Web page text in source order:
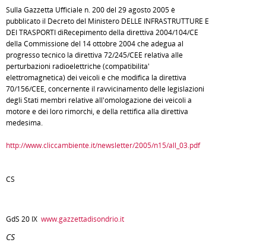
Sulla Gazzetta Ufficiale n. 200 del 29 agosto 2005 è
pubblicato il Decreto del Ministero DELLE INFRASTRUTTURE E
DEI TRASPORTI diRecepimento della direttiva 2004/104/CE
della Commissione del 14 ottobre 2004 che adegua al
progresso tecnico la direttiva 72/245/CEE relativa alle
perturbazioni radioelettriche (compatibilita'
elettromagnetica) dei veicoli e che modifica la direttiva
70/156/CEE, concernente il ravvicinamento delle legislazioni
degli Stati membri relative all'omologazione dei veicoli a
motore e dei loro rimorchi, e della rettifica alla direttiva
medesima.
http://www.cliccambiente.it/newsletter/2005/n15/all_03.pdf
CS
GdS 20 IX www.gazzettadisondrio.it
CS